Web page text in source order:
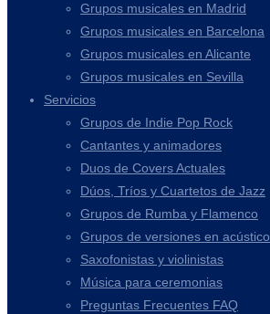
Grupos musicales en Madrid
Grupos musicales en Barcelona
Grupos musicales en Alicante
Grupos musicales en Sevilla
Servicios
Grupos de Indie Pop Rock
Cantantes y animadores
Duos de Covers Actuales
Dúos, Tríos y Cuartetos de Jazz
Grupos de Rumba y Flamenco
Grupos de versiones en acústico
Saxofonistas y violinistas
Música para ceremonias
Preguntas Frecuentes FAQ